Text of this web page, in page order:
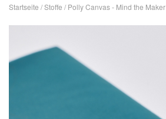
Startseite /Stoffe / Polly Canvas - Mind the Maker